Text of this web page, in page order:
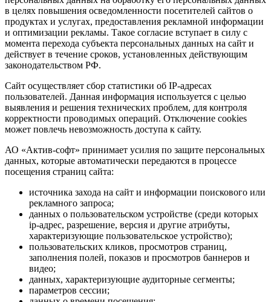
в целях повышения осведомленности посетителей сайтов о
продуктах и услугах, предоставления рекламной информации
и оптимизации рекламы. Такое согласие вступает в силу с
момента перехода субъекта персональных данных на сайт и
действует в течение сроков, установленных действующим
законодательством РФ.
Сайт осуществляет сбор статистики об IP-адресах
пользователей. Данная информация используется с целью
выявления и решения технических проблем, для контроля
корректности проводимых операций. Отключение cookies
может повлечь невозможность доступа к сайту.
АО «Актив-софт» принимает усилия по защите персональных
данных, которые автоматически передаются в процессе
посещения страниц сайта:
источника захода на сайт и информации поискового или
рекламного запроса;
данных о пользовательском устройстве (среди которых
ip-адрес, разрешение, версия и другие атрибуты,
характеризующие пользовательское устройство);
пользовательских кликов, просмотров страниц,
заполнения полей, показов и просмотров баннеров и
видео;
данных, характеризующие аудиторные сегменты;
параметров сессии;